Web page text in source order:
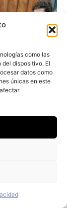
como las
dispositivo. El
datos como
únicas en este